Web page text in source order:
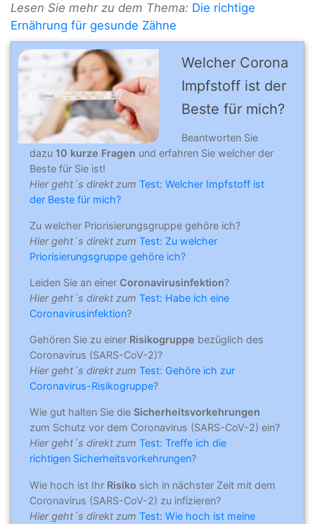
Lesen Sie mehr zu dem Thema: Die richtige
Ernährung für gesunde Zähne
Welcher Corona
Impfstoff ist der
Beste für mich?
Beantworten Sie
dazu 10 kurze Fragen und erfahren Sie welcher der
Beste für Sie ist!
Hier geht´s direkt zum Test: Welcher Impfstoff ist
der Beste für mich?
Zu welcher Priorisierungsgruppe gehöre ich?
Hier geht´s direkt zum Test: Zu welcher
Priorisierungsgruppe gehöre ich?
Leiden Sie an einer Coronavirusinfektion?
Hier geht´s direkt zum Test: Habe ich eine
Coronavirusinfektion?
Gehören Sie zu einer Risikogruppe bezüglich des
Coronavirus (SARS-CoV-2)?
Hier geht´s direkt zum Test: Gehöre ich zur
Coronavirus-Risikogruppe?
Wie gut halten Sie die Sicherheitsvorkehrungen
zum Schutz vor dem Coronavirus (SARS-CoV-2) ein?
Hier geht´s direkt zum Test: Treffe ich die
richtigen Sicherheitsvorkehrungen?
Wie hoch ist Ihr Risiko sich in nächster Zeit mit dem
Coronavirus (SARS-CoV-2) zu infizieren?
Hier geht´s direkt zum Test: Wie hoch ist meine